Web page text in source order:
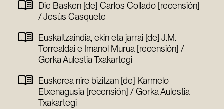
Die Basken [de] Carlos Collado [recensión]
/ Jesús Casquete
Euskaltzaindia, ekin eta jarrai [de] J.M.
Torrealdai e Imanol Murua [recensión] /
Gorka Aulestia Txakartegi
Euskerea nire bizitzan [de] Karmelo
Etxenagusia [recensión] / Gorka Aulestia
Txakartegi